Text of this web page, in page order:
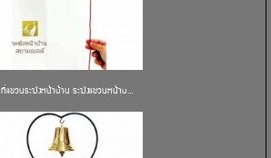
ที่แขวนระฆังหน้าบ้าน ระฆังแขวนหน้าบ...